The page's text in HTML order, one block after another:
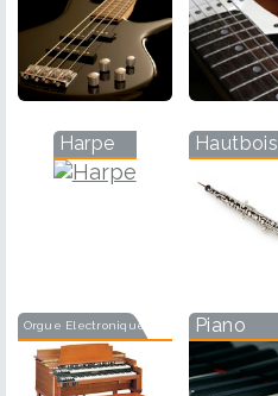
Harpe Hautbois
Orgue Electronique Piano